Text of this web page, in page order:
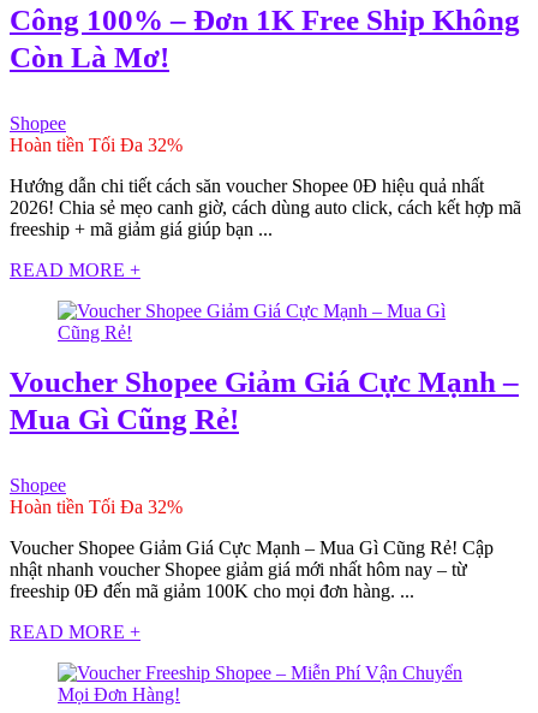
Công 100% – Đơn 1K Free Ship Không
Còn Là Mơ!
Shopee
Hoàn tiền Tối Đa 32%
Hướng dẫn chi tiết cách săn voucher Shopee 0Đ hiệu quả nhất
2026! Chia sẻ mẹo canh giờ, cách dùng auto click, cách kết hợp mã
freeship + mã giảm giá giúp bạn ...
READ MORE +
Voucher Shopee Giảm Giá Cực Mạnh –
Mua Gì Cũng Rẻ!
Shopee
Hoàn tiền Tối Đa 32%
Voucher Shopee Giảm Giá Cực Mạnh – Mua Gì Cũng Rẻ! Cập
nhật nhanh voucher Shopee giảm giá mới nhất hôm nay – từ
freeship 0Đ đến mã giảm 100K cho mọi đơn hàng. ...
READ MORE +